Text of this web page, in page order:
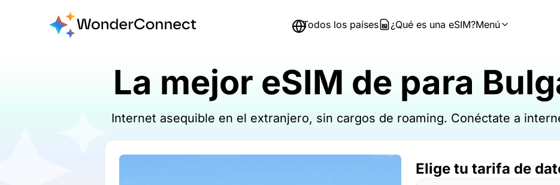
Todos los países ¿Qué es una eSIM?Menú
La mejor eSIM de para
Internet asequible en el extranjero, sin cargos de roaming. Conéctate a
Elige tu tarifa de